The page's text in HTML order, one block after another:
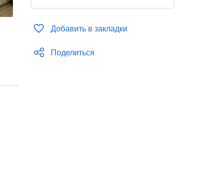
Добавить в закладки
Поделиться